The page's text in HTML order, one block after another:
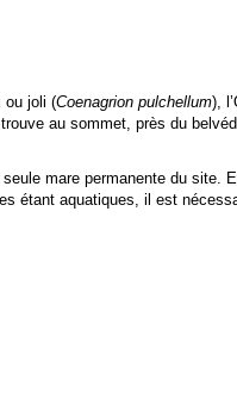
ou joli (Coenagrion pulchellum),
au sommet, près du
mare permanente du site.
étant aquatiques, il est